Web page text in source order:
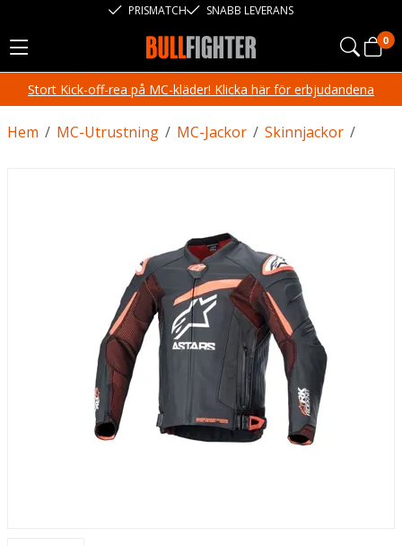
PRISMATCH SNABB LEVERANS
0
Stort Kick-off-rea på MC-kläder! Klicka här för erbjudandena
/
Hem /
MC-Utrustning /
MC-Jackor /
Skinnjackor